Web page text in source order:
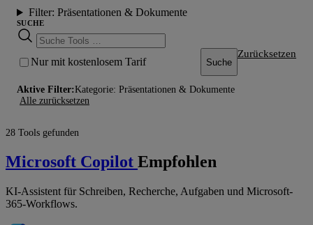
Filter: Präsentationen & Dokumente
SUCHE
Nur mit kostenlosem Tarif Suche
Zurücksetzen
Aktive Filter:Kategorie: Präsentationen & Dokumente
Alle zurücksetzen
28 Tools gefunden
Microsoft Copilot Empfohlen
KI-Assistent für Schreiben, Recherche, Aufgaben und Microsoft-
365-Workflows.